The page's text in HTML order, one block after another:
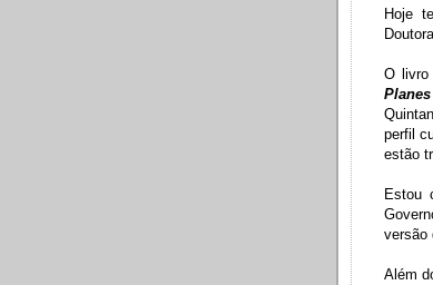
Hoje
O livro
perfil
estão
Estou
versão
Além